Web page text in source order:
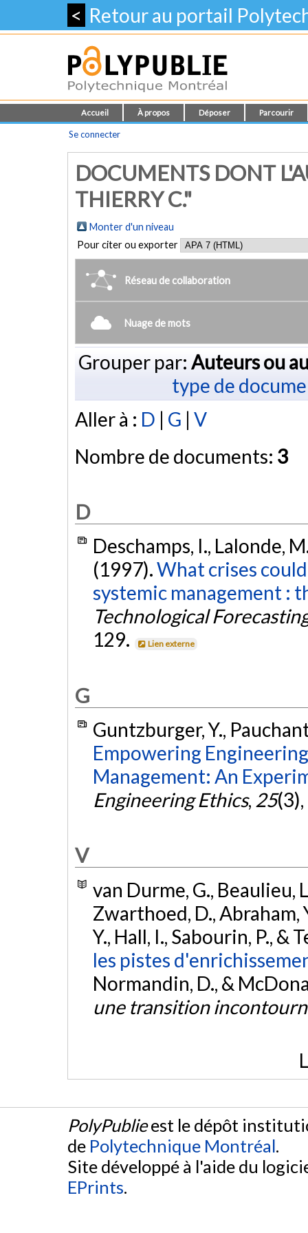
< Retour au portail
Accueil À propos Déposer Parcourir
Se connecter
DOCUMENTS DONT
THIERRY C."
Monter d'un niveau
Pour citer ou exporter
Réseau de collaboration
Nuage de mots
Grouper par: Auteurs ou
type de
Aller à : D | G | V
Nombre de documents: 3
D
Deschamps, I., Lalonde,
(1997).What crises
systemic management :
Technological
129.
Lien externe
G
Guntzburger, Y.,
Empowering
Management: An
Engineering Ethics, 25
V
van Durme, G., Beaulieu,
Zwarthoed, D., Abraham,
Y., Hall, I., Sabourin, P., &
les pistes
Normandin, D., &
une transition
PolyPublieest le dépôt
de Polytechnique Montréal.
Site développé à l'aide du
EPrints.